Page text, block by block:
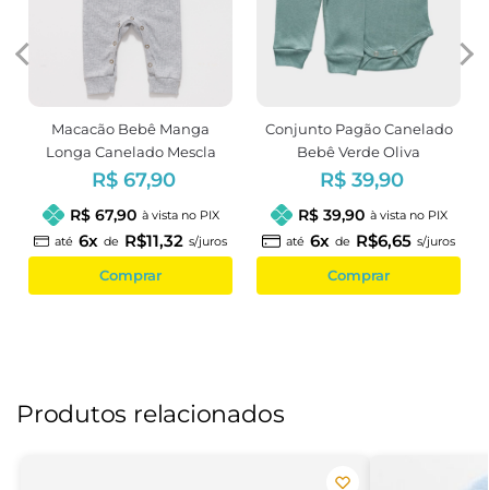
Macacão Bebê Manga
Longa Canelado Mescla
Unissex
R$ 67,90
R$ 67,90 à vista no PIX
até 6x de R$11,32 s/juros
Comprar
Conjunto Pagão Canelado
Bebê Verde Oliva
R$ 39,90
R$ 39,90 à vista no PIX
até 6x de R$6,65 s/juros
Comprar
Produtos relacionados